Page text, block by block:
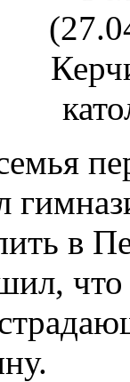
в
что